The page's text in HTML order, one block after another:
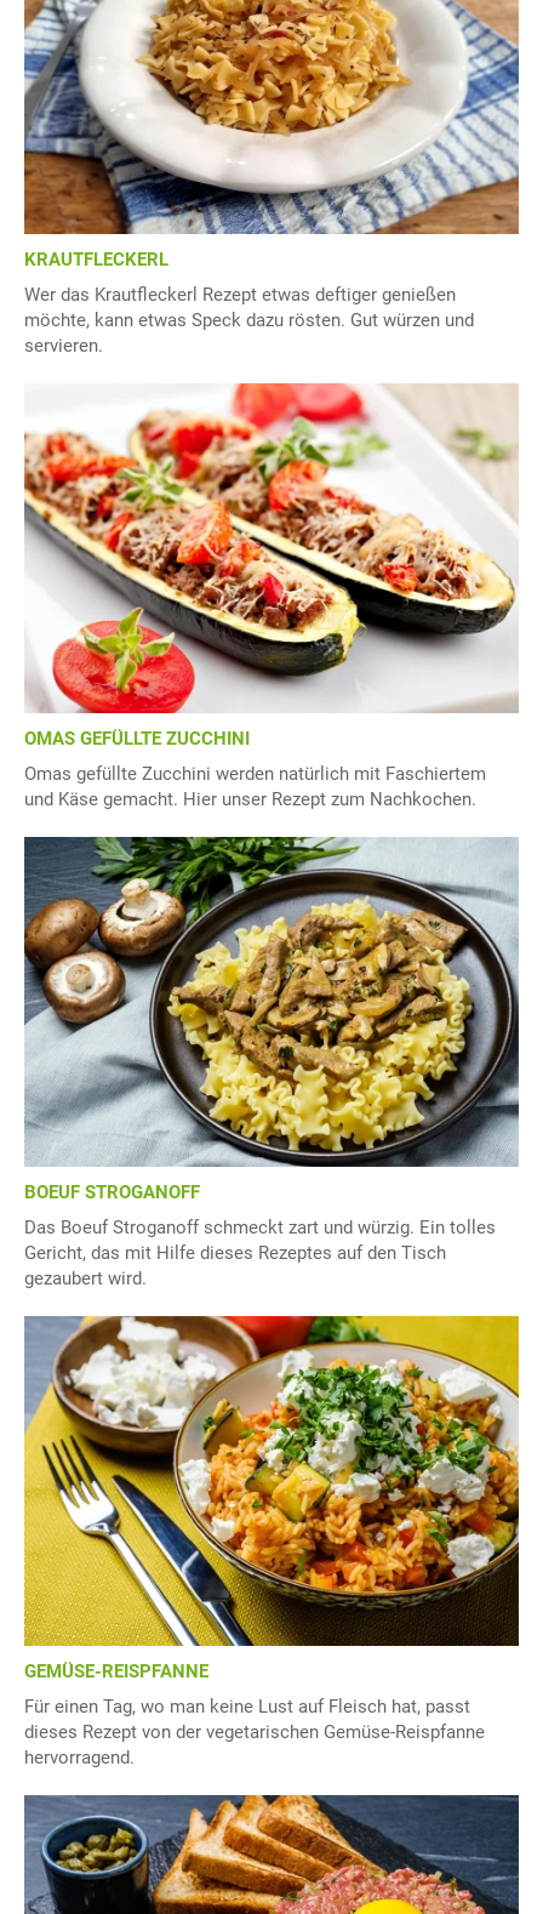
KRAUTFLECKERL
Wer das Krautfleckerl Rezept etwas deftiger genießen
möchte, kann etwas Speck dazu rösten. Gut würzen und
servieren.
OMAS GEFÜLLTE ZUCCHINI
Omas gefüllte Zucchini werden natürlich mit Faschiertem
und Käse gemacht. Hier unser Rezept zum Nachkochen.
BOEUF STROGANOFF
Das Boeuf Stroganoff schmeckt zart und würzig. Ein tolles
Gericht, das mit Hilfe dieses Rezeptes auf den Tisch
gezaubert wird.
GEMÜSE-REISPFANNE
Für einen Tag, wo man keine Lust auf Fleisch hat, passt
dieses Rezept von der vegetarischen Gemüse-Reispfanne
hervorragend.